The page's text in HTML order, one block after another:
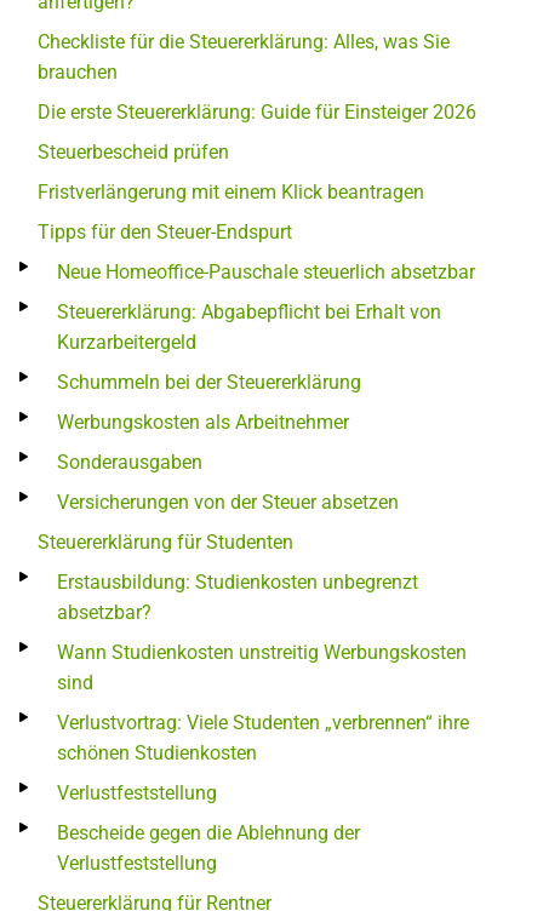
Checkliste für die Steuererklärung: Alles, was Sie
brauchen
Die erste Steuererklärung: Guide für Einsteiger 2026
Steuerbescheid prüfen
Fristverlängerung mit einem Klick beantragen
Tipps für den Steuer-Endspurt
Neue Homeoffice-Pauschale steuerlich absetzbar
Steuererklärung: Abgabepflicht bei Erhalt von
Kurzarbeitergeld
Schummeln bei der Steuererklärung
Werbungskosten als Arbeitnehmer
Sonderausgaben
Versicherungen von der Steuer absetzen
Steuererklärung für Studenten
Erstausbildung: Studienkosten unbegrenzt
absetzbar?
Wann Studienkosten unstreitig Werbungskosten
sind
Verlustvortrag: Viele Studenten „verbrennen“ ihre
schönen Studienkosten
Verlustfeststellung
Bescheide gegen die Ablehnung der
Verlustfeststellung
Steuererklärung für Rentner